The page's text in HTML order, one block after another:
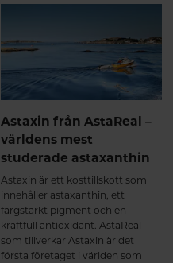
resultaten var intressanta.
Astaxin från AstaReal –
världens mest
studerade astaxanthin
Astaxin är ett kosttillskott som
innehåller astaxanthin, ett
färgstarkt pigment och en
kraftfull antioxidant. AstaReal
som tillverkar Astaxin är det
första företaget i världen som